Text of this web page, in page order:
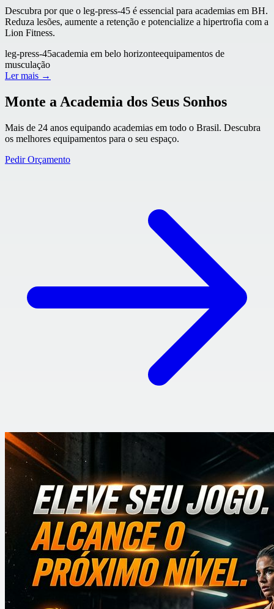
Descubra por que o leg-press-45 é essencial para academias em BH.
Reduza lesões, aumente a retenção e potencialize a hipertrofia com a
Lion Fitness.
leg-press-45academia em belo horizonteequipamentos de
musculação
Ler mais →
Monte a Academia dos Seus Sonhos
Mais de 24 anos equipando academias em todo o Brasil. Descubra
os melhores equipamentos para o seu espaço.
Pedir Orçamento